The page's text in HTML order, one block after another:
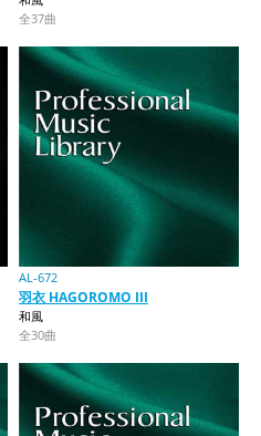
全37曲
AL-672
羽衣 HAGOROMO III
和風
全30曲